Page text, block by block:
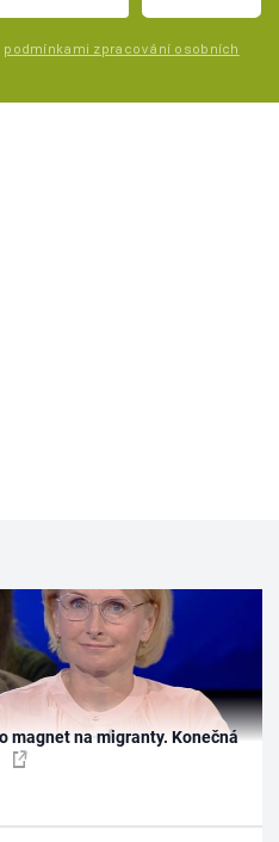
podmínkami zpracování osobních
magnet na migranty. Konečná